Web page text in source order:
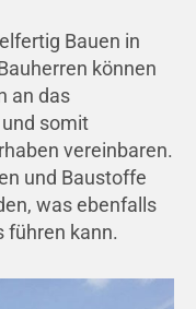
Bauen in
können
an das
somit
vereinbaren.
und Baustoffe
was ebenfalls
führen kann.